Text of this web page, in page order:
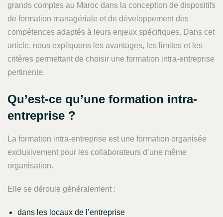
grands comptes au Maroc dans la conception de dispositifs
de formation managériale et de développement des
compétences adaptés à leurs enjeux spécifiques. Dans cet
article, nous expliquons les avantages, les limites et les
critères permettant de choisir une formation intra-entreprise
pertinente.
Qu’est-ce qu’une formation intra-
entreprise ?
La formation intra-entreprise est une formation organisée
exclusivement pour les collaborateurs d’une même
organisation.
Elle se déroule généralement :
dans les locaux de l’entreprise